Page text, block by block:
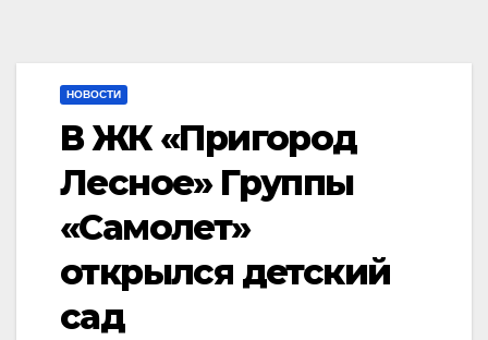
НОВОСТИ
В ЖК «Пригород
Лесное» Группы
«Самолет»
открылся детский
сад